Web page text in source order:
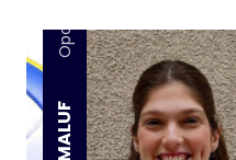
Oposta